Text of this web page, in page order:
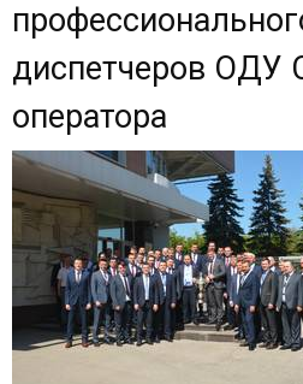
диспетчеров ОДУ
оператора